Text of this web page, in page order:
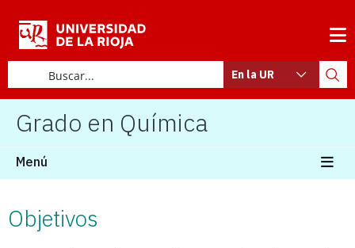
En la UR
Grado en Química
Menú
Objetivos